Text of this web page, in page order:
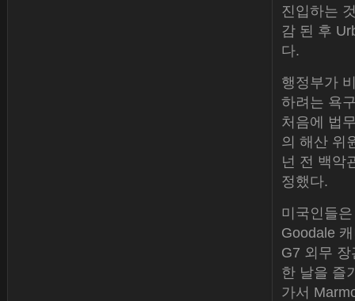
진입하는
감 된 후
다.
행정부가
하려는 욕
처음에 법
의 해산 위
넌 전 백악
정했다.
미국인들
Goodale
G7 외무
한 날을 즐
가서